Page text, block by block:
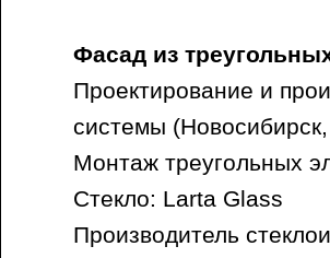
Фасад из
Проектирование и
системы
Монтаж треугольных
Стекло: Larta Glass
Производитель